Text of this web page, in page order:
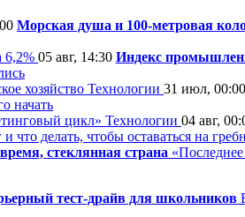
Морская душа и 100-метровая
05 авг, 14:30 Индекс
Технологии 31 июл, 00:00
начать
Технологии 04 авг,
что делать, чтобы оставаться на
стеклянная страна
тест-драйв для школьников